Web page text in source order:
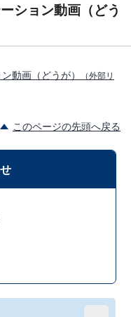
ション動画（どう
動画（どうが）
（外部リ
このページの先頭へ戻る